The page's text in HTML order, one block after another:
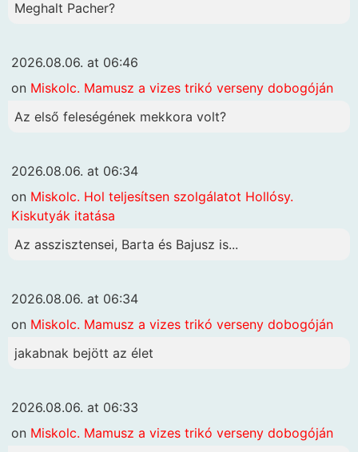
Meghalt Pacher?
2026.08.06. at 06:46
on Miskolc. Mamusz a vizes trikó verseny dobogóján
Az első feleségének mekkora volt?
2026.08.06. at 06:34
on Miskolc. Hol teljesítsen szolgálatot Hollósy.
Kiskutyák itatása
Az asszisztensei, Barta és Bajusz is...
2026.08.06. at 06:34
on Miskolc. Mamusz a vizes trikó verseny dobogóján
jakabnak bejött az élet
2026.08.06. at 06:33
on Miskolc. Mamusz a vizes trikó verseny dobogóján